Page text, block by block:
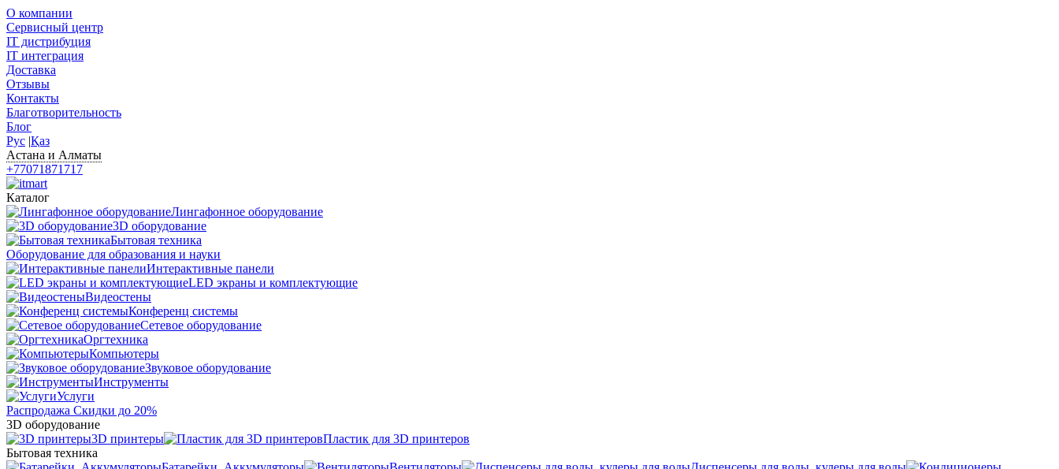
О компании
Сервисный центр
IT дистрибуция
IT интеграция
Доставка
Отзывы
Контакты
Благотворительность
Блог
Рус |Қаз
Астана и Алматы
+77071871717
Каталог
Лингафонное оборудование
3D оборудование
Бытовая техника
Оборудование для образования и науки
Интерактивные панели
LED экраны и комплектующие
Видеостены
Конференц системы
Сетевое оборудование
Оргтехника
Компьютеры
Звуковое оборудование
Инструменты
Услуги
Распродажа Скидки до 20%
3D оборудование
3D принтеры
Пластик для 3D принтеров
Бытовая техника